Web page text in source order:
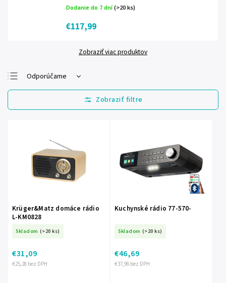
Dodanie do 7 dní(>20 ks)
€117,99
Zobraziť viac produktov
Odporúčame
Najlacnejšie
Najdrahšie
Abecedne
Krüger&Matz domáce rádio
L-KM0828
Skladom (>20 ks)
€25,28 bez DPH
€31,09
Kuchynské rádio 77-570-
Skladom (>20 ks)
€37,96 bez DPH
€46,69